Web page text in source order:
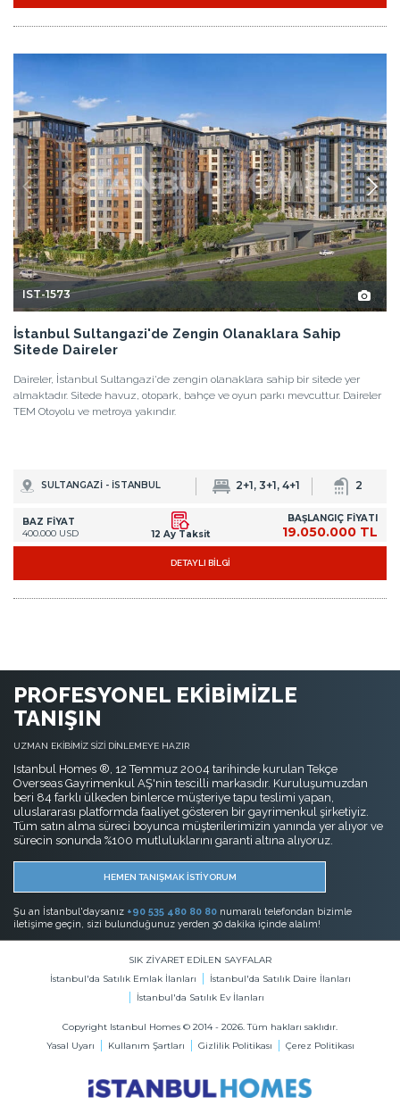
IST-1573
İstanbul Sultangazi'de Zengin Olanaklara Sahip
Sitede Daireler
Daireler, İstanbul Sultangazi'de zengin olanaklara sahip bir sitede yer
almaktadır. Sitede havuz, otopark, bahçe ve oyun parkı mevcuttur. Daireler
TEM Otoyolu ve metroya yakındır.
SULTANGAZİ - İSTANBUL 2+1, 3+1, 4+1 2
BAZ FİYAT
400.000 USD
12 Ay Taksit
BAŞLANGIÇ FİYATI
19.050.000 TL
DETAYLI BİLGİ
PROFESYONEL EKİBİMİZLE
TANIŞIN
UZMAN EKİBİMİZ SİZİ DİNLEMEYE HAZIR
Istanbul Homes ®, 12 Temmuz 2004 tarihinde kurulan Tekçe
Overseas Gayrimenkul AŞ'nin tescilli markasıdır. Kuruluşumuzdan
beri 84 farklı ülkeden binlerce müşteriye tapu teslimi yapan,
uluslararası platformda faaliyet gösteren bir gayrimenkul şirketiyiz.
Tüm satın alma süreci boyunca müşterilerimizin yanında yer alıyor ve
sürecin sonunda %100 mutluluklarını garanti altına alıyoruz.
HEMEN TANIŞMAK İSTİYORUM
Şu an İstanbul'daysanız +90 535 480 80 80 numaralı telefondan bizimle
iletişime geçin, sizi bulunduğunuz yerden 30 dakika içinde alalım!
SIK ZİYARET EDİLEN SAYFALAR
İstanbul'da Satılık Emlak İlanları
İstanbul'da Satılık Daire İlanları
İstanbul'da Satılık Ev İlanları
Copyright Istanbul Homes © 2014 - 2026. Tüm hakları saklıdır.
Yasal Uyarı
Kullanım Şartları Gizlilik Politikası Çerez Politikası